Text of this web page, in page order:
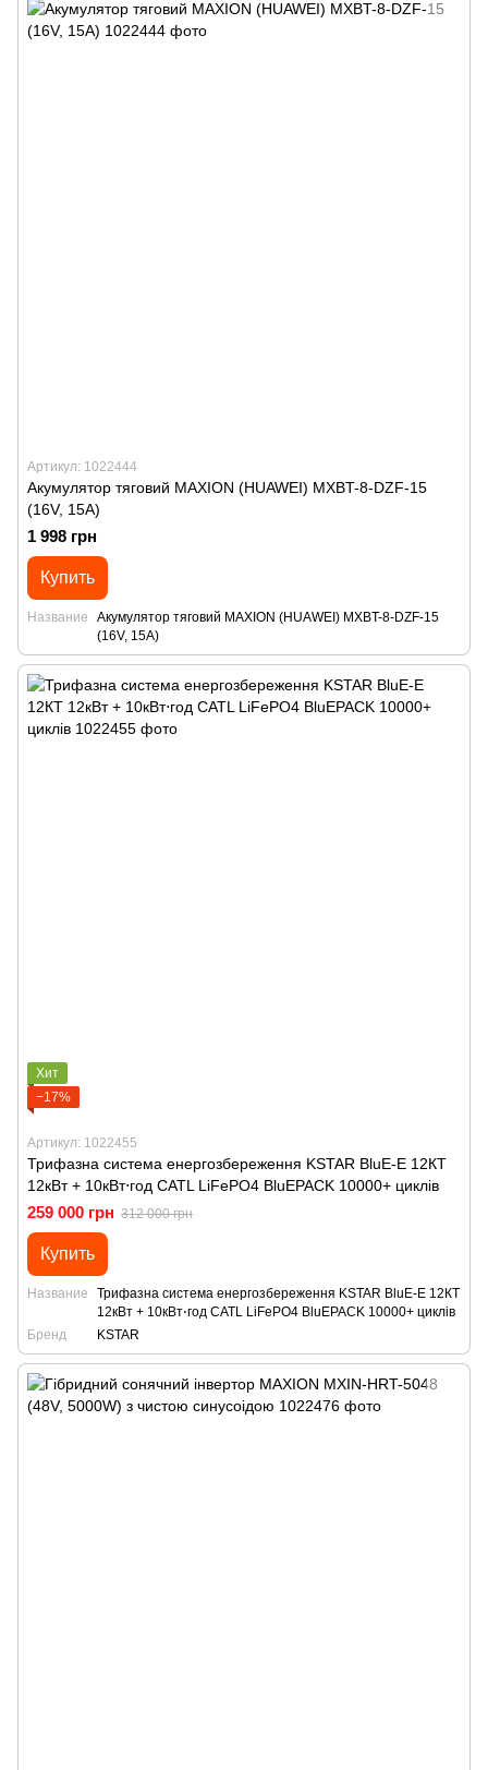
Артикул: 1022444
Акумулятор тяговий MAXION (HUAWEI) MXBT-8-DZF-15
(16V, 15А)
1 998 грн
Купить
Название
Акумулятор тяговий MAXION (HUAWEI) MXBT-8-DZF-15
(16V, 15А)
Хит
−17%
Артикул: 1022455
Трифазна система енергозбереження KSTAR BluE-Е 12КТ
12кВт + 10кВт⋅год CATL LiFePO4 BluEPACK 10000+ циклів
259 000 грн 312 000 грн
Купить
Название
Трифазна система енергозбереження KSTAR BluE-Е 12КТ
12кВт + 10кВт⋅год CATL LiFePO4 BluEPACK 10000+ циклів
Бренд
KSTAR